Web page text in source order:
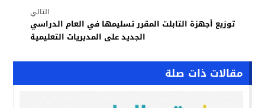
التالي
توزيع أجهزة التابلت المقرر تسليمها في العام الدراسي
الجديد على المديريات التعليمية
مقالات ذات صلة